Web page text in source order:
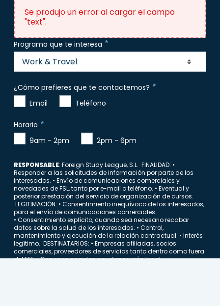
Se produjo un error al cargar el campo
"text".
Programa que te interesa
Work & Travel
¿Cómo prefieres que te contactemos?
Email
Teléfono
Requerido
Horario
9am - 2pm
2pm - 6pm
Requerido
RESPONSABLE: Foreign Study League, S.L. FINALIDAD: •
Responder a las solicitudes de información por parte de los
interesados. • Envío de comunicaciones comerciales y
novedades de FSL, tanto por e-mail o teléfono. • Eventual y
posterior prestación del servicio de organización de cursos.
LEGITIMACIÓN: • Consentimiento inequívoco de los interesados,
para el envío de comunicaciones comerciales.
• Consentimiento explícito, cuando sea necesario recabar
datos sobre la salud de los interesados. • Control,
mantenimiento y ejecución de la relación contractual. • Interés
legítimo. DESTINATARIOS: • Empresas afiliadas, socios
comerciales, proveedores de servicios tanto dentro como fuera
del EEE. • Cesiones exigidas por disposición legal.